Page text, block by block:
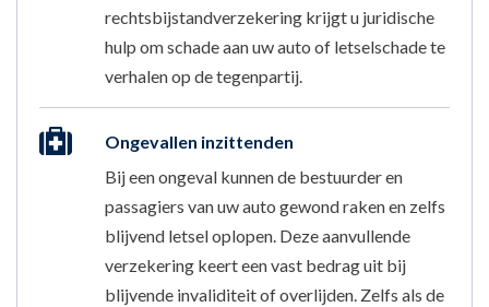
rechtsbijstandverzekering krijgt u juridische
hulp om schade aan uw auto of letselschade te
verhalen op de tegenpartij.
Ongevallen inzittenden
Bij een ongeval kunnen de bestuurder en
passagiers van uw auto gewond raken en zelfs
blijvend letsel oplopen. Deze aanvullende
verzekering keert een vast bedrag uit bij
blijvende invaliditeit of overlijden. Zelfs als de